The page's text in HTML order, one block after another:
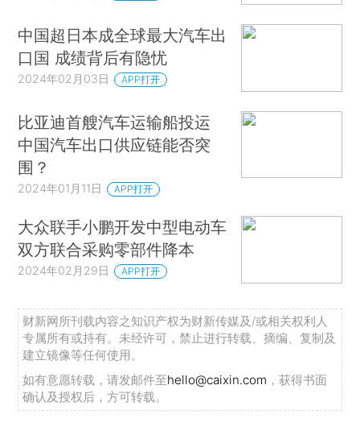
中国超日本成全球最大汽车出
口国 成绩背后有隐忧
2024年02月03日 APP打开
比亚迪首艘汽车运输船投运
中国汽车出口供应链能否突
围？
2024年01月11日 APP打开
大众联手小鹏开发中型电动车
双方联合采购零部件降本
2024年02月29日 APP打开
财新网所刊载内容之知识产权为财新传媒及/或相关权利人
专属所有或持有。未经许可，禁止进行转载、摘编、复制及
建立镜像等任何使用。
如有意愿转载，请发邮件至hello@caixin.com ，获得书面
确认及授权后，方可转载。